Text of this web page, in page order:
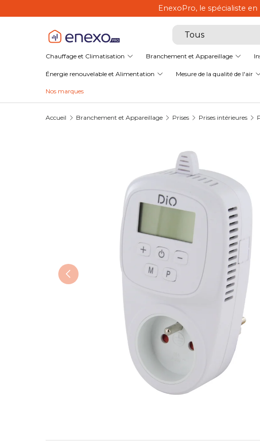
Aller au contenu
EnexoPro, le spécialiste
Recherche
Type de produit
Tous
Chauffage et Climatisation Branchement et Appareillage
Énergie renouvelable et Alimentation Mesure de la qualité de l'air
Nos marques
Accueil Branchement et Appareillage Prises Prises intérieures
Précédent